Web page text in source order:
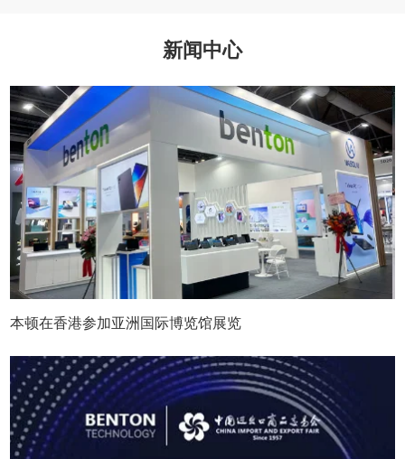
新闻中心
本顿在香港参加亚洲国际博览馆展览